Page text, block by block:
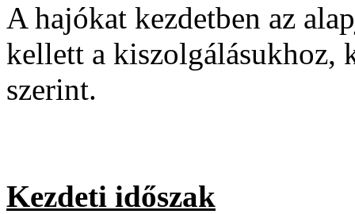
A hajókat kezdetben az
kellett a kiszolgálásukhoz,
szerint.
Kezdeti időszak